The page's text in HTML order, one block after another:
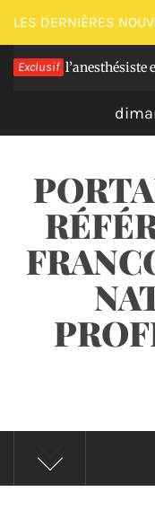
Passer
au
contenu
LES DERNIÈRES
Exclusif
de l’anesthésiste en